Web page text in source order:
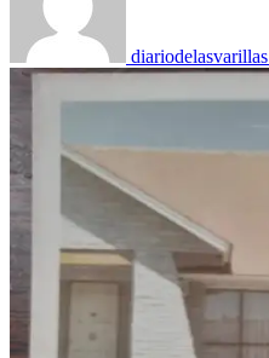
diariodelasvarillas